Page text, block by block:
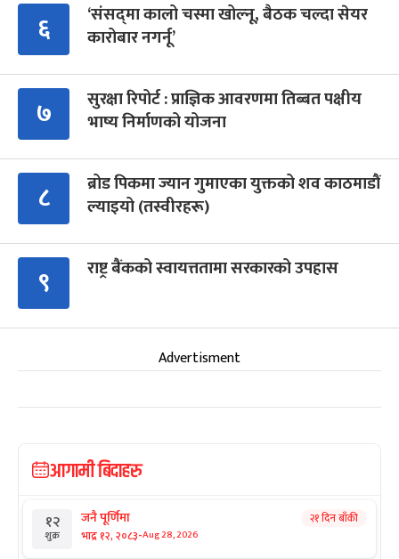
६
‘संसद्‍मा कालो चस्मा खोल्नू, बैठक चल्दा सेयर
कारोबार नगर्नू’
७
सुरक्षा रिपोर्ट : प्राज्ञिक आवरणमा तिब्बत पक्षीय
भाष्य निर्माणको योजना
८
ब्रोड पिकमा ज्यान गुमाएका युक्तको शव काठमाडौं
ल्याइयो (तस्वीरहरू)
९ राष्ट्र बैंकको स्वायत्ततामा सरकारको उपहास
Advertisment
आगामी बिदाहरु
१२
शुक्र
जनै पूर्णिमा
भाद्र १२, २०८३-Aug 28, 2026
२१ दिन बाँकी